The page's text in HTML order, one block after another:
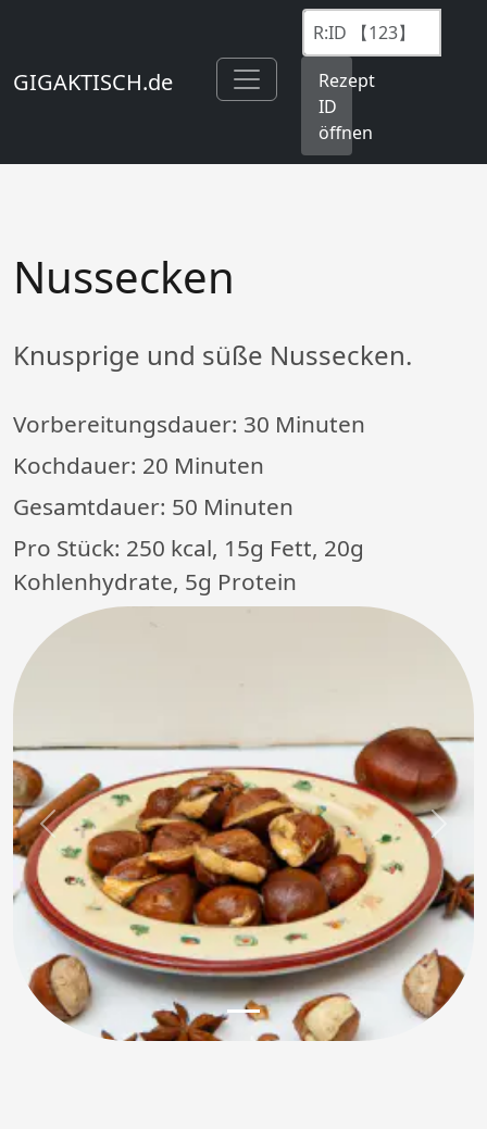
GIGAKTISCH.de
Rezept
ID
öffnen
Nussecken
Knusprige und süße Nussecken.
Vorbereitungsdauer: 30 Minuten
Kochdauer: 20 Minuten
Gesamtdauer: 50 Minuten
Pro Stück: 250 kcal, 15g Fett, 20g
Kohlenhydrate, 5g Protein
Previous Next